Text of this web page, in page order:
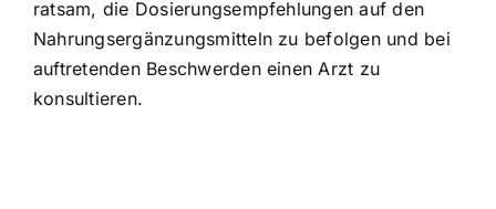
ratsam, die Dosierungsempfehlungen auf den
Nahrungsergänzungsmitteln zu befolgen und bei
auftretenden Beschwerden einen Arzt zu
konsultieren.